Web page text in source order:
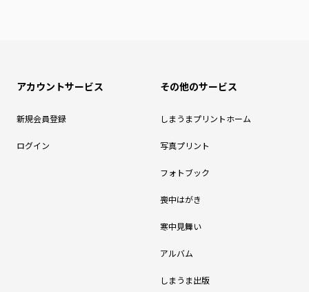
アカウントサービス
新規会員登録
ログイン
その他のサービス
しまうまプリントホーム
写真プリント
フォトブック
喪中はがき
寒中見舞い
アルバム
しまうま出版